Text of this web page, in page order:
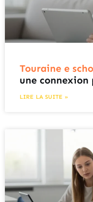
Touraine e
une
LIRE LA SUITE »